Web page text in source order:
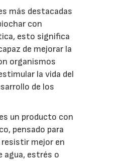
más destacadas
con
esto significa
de mejorar la
organismos
la vida del
de los
un producto con
pensado para
mejor en
agua, estrés o